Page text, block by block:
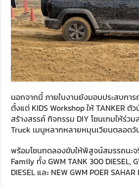
นอกจากนี้ ภายในงานยังมอบประสบกา
ตั้งแต่ KIDS Workshop ให้ TANKER ตั
สร้างสรรค์ กิจกรรม DIY โซนเกมให้ร่ว
Truck เมนูหลากหลายหมุนเวียนตลอดวั
พร้อมโซนทดลองขับให้พิสูจน์สมรรถนะจ
Family ทั้ง GWM TANK 300 DIESEL,
DIESEL และ NEW GWM POER